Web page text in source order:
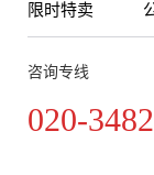
限时特卖
咨询专线
020-